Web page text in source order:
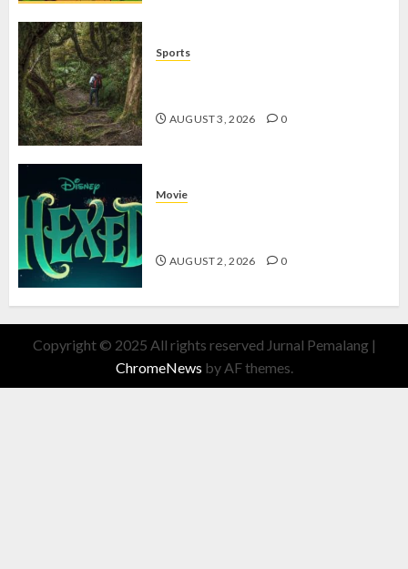
Sports
AUGUST 3, 2026 0
Movie
AUGUST 2, 2026 0
Copyright © 2025 All rights reserved Jurnal Pemalang |
ChromeNews by AF themes.